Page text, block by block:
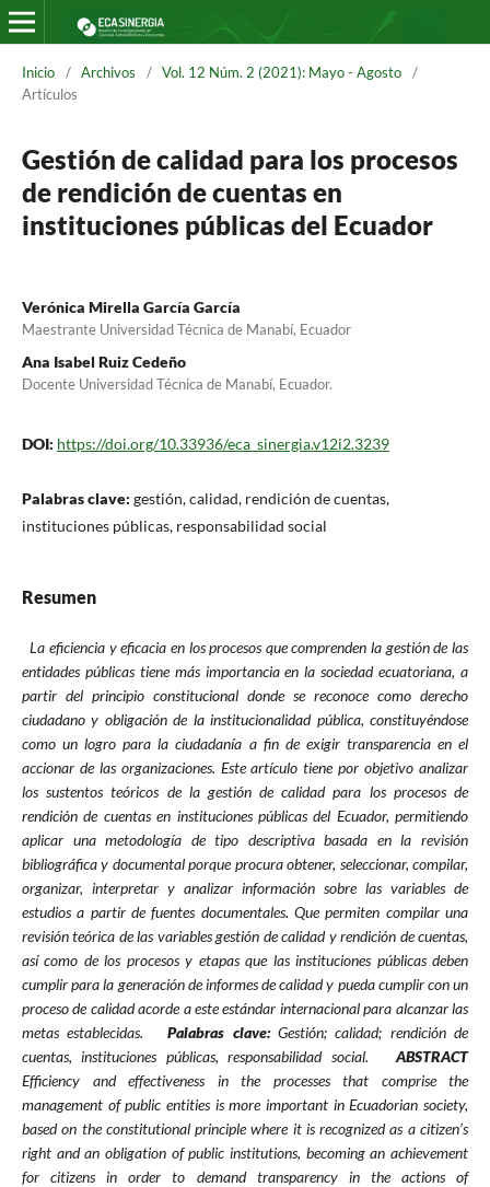
Inicio / Archivos / Vol. 12 Núm. 2 (2021): Mayo - Agosto
/
Artículos
Gestión de calidad para los procesos
de rendición de cuentas en
instituciones públicas del Ecuador
Verónica Mirella García García
Maestrante Universidad Técnica de Manabí, Ecuador
Ana Isabel Ruiz Cedeño
Docente Universidad Técnica de Manabí, Ecuador.
DOI: https://doi.org/10.33936/eca_sinergia.v12i2.3239
Palabras clave: gestión, calidad, rendición de cuentas,
instituciones públicas, responsabilidad social
Resumen
La eficiencia y eficacia en los procesos que comprenden la gestión de las
entidades públicas tiene más importancia en la sociedad ecuatoriana, a
partir del principio constitucional donde se reconoce como derecho
ciudadano y obligación de la institucionalidad pública, constituyéndose
como un logro para la ciudadanía a fin de exigir transparencia en el
accionar de las organizaciones. Este artículo tiene por objetivo analizar
los sustentos teóricos de la gestión de calidad para los procesos de
rendición de cuentas en instituciones públicas del Ecuador, permitiendo
aplicar una metodología de tipo descriptiva basada en la revisión
bibliográfica y documental porque procura obtener, seleccionar, compilar,
organizar, interpretar y analizar información sobre las variables de
estudios a partir de fuentes documentales. Que permiten compilar una
revisión teórica de las variables gestión de calidad y rendición de cuentas,
así como de los procesos y etapas que las instituciones públicas deben
cumplir para la generación de informes de calidad y pueda cumplir con un
proceso de calidad acorde a este estándar internacional para alcanzar las
metas establecidas.
Palabras clave:Gestión; calidad; rendición de
cuentas, instituciones públicas, responsabilidad social.
ABSTRACT
Efficiency and effectiveness in the processes that comprise the
management of public entities is more important in Ecuadorian society,
based on the constitutional principle where it is recognized as a citizen’s
right and an obligation of public institutions, becoming an achievement
for citizens in order to demand transparency in the actions of